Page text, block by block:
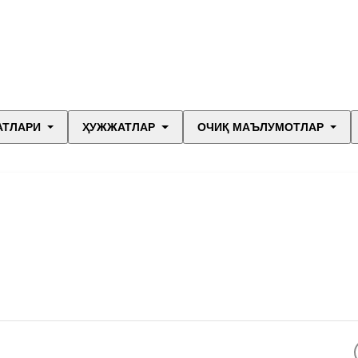
ҲУЖЖАТЛАР ОЧИҚ МАЪЛУМОТЛАР